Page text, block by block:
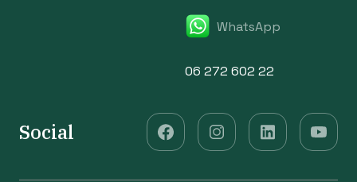
WhatsApp
06 272 602 22
Social